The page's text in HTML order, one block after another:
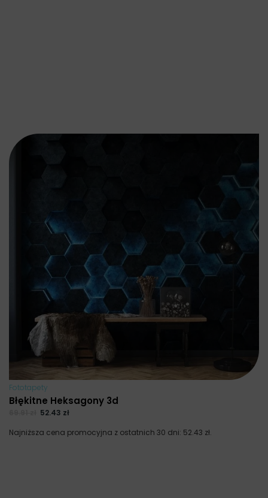
Fototapety
Błękitne Heksagony 3d
52.43 zł
Najniższa cena promocyjna z ostatnich 30 dni: 52.43 zł.